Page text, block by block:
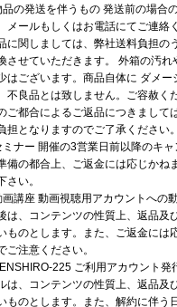
品の発送を伴うもの 発送前の場合
メールもしくはお電話にてご連絡
に関しましては、弊社送料負担の
させていただきます。 外箱の汚れ
はございます。商品自体に ダメー
不良品とは致しません。ご容赦く
ご都合によるご返品につきまして
担となりますのでご了承ください。
ミナー 開催の3営業日前以降のキ
備の都合上、ご返金には応じかね
さい。
画講座 動画視聴用アカウントへの
は、コンテンツの性質上、返品及
ものとします。また、ご返金には
ご注意ください。
225 ご利用アカウント発
は、コンテンツの性質上、返品及
ものとします。また、解約に伴う